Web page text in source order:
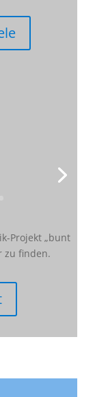
Projekt „bunt
zu finden.